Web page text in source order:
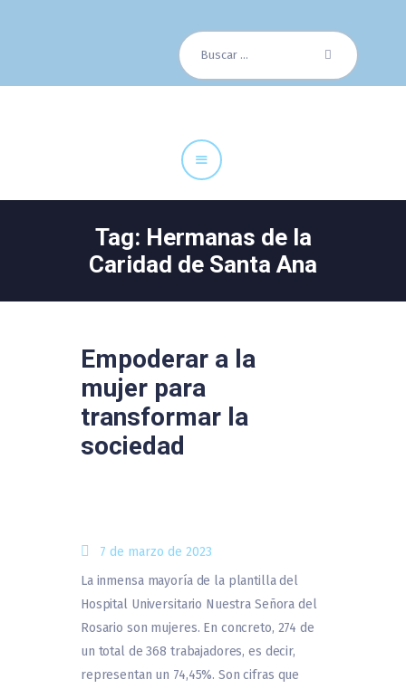
Buscar:
Tag: Hermanas de la
Caridad de Santa Ana
Cuadro Médico
Especialidades
Empoderar a la
mujer para
transformar la
sociedad
7 de marzo de 2023
La inmensa mayoría de la plantilla del
Hospital Universitario Nuestra Señora del
Rosario son mujeres. En concreto, 274 de
un total de 368 trabajadores, es decir,
representan un 74,45%. Son cifras que